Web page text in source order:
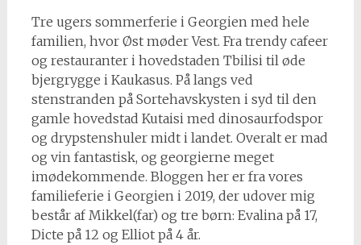
Tre ugers sommerferie i Georgien med hele
familien, hvor Øst møder Vest. Fra trendy cafeer
og restauranter i hovedstaden Tbilisi til øde
bjergrygge i Kaukasus. På langs ved
stenstranden på Sortehavskysten i syd til den
gamle hovedstad Kutaisi med dinosaurfodspor
og drypstenshuler midt i landet. Overalt er mad
og vin fantastisk, og georgierne meget
imødekommende. Bloggen her er fra vores
familieferie i Georgien i 2019, der udover mig
består af Mikkel(far) og tre børn: Evalina på 17,
Dicte på 12 og Elliot på 4 år.